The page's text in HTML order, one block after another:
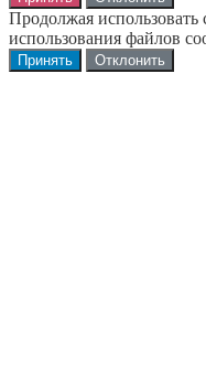
Продолжая использовать
использования файлов
Принять Отклонить